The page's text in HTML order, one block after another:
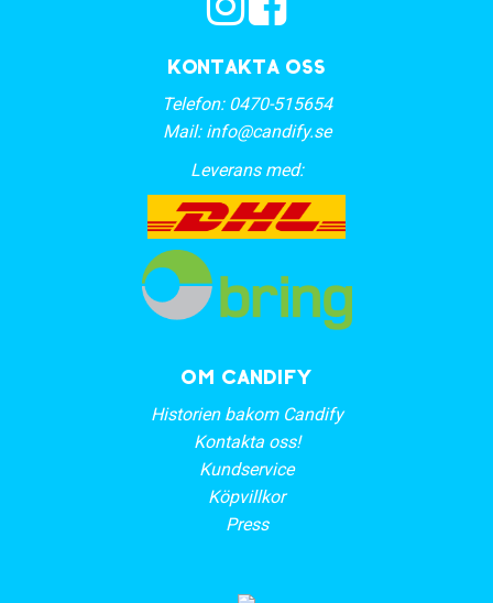
Kontakta oss
Telefon: 0470-515654
Mail: info@candify.se
Leverans med:
OM CANDIFY
Historien bakom Candify
Kontakta oss!
Kundservice
Köpvillkor
Press